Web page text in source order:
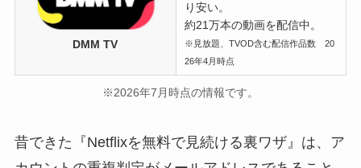
DMM TV
り安い。
約21万本の動画を配信中。
※見放題、TVOD含む配信作品数 20
26年4月時点
※2026年7月時点の情報です。
昔できた『Netflixを無料で見続ける裏ワザ』は、ア